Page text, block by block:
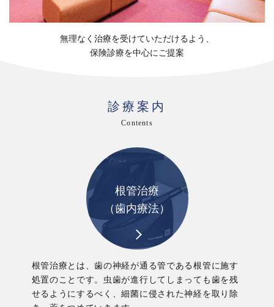
無理なく治療を受けていただけるよう、
保険診療を中心にご提案
診療案内
Contents
根管治療
（歯内療法）
根管治療とは、歯の神経が通る管である根管に施す
処置のことです。虫歯が進行してしまっても歯を残
せるようにするべく、細菌に侵された神経を取り除